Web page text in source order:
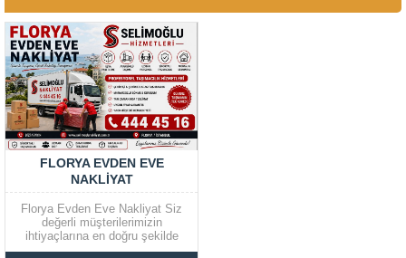
FLORYA EVDEN EVE
NAKLIYAT
Florya Evden Eve Nakliyat Siz
değerli müşterilerimizin
ihtiyaçlarına en doğru şekilde
yanıt verebilmek için